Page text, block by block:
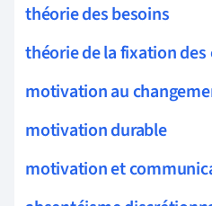
théorie des besoins
théorie de la fixation
motivation au
motivation durable
motivation et